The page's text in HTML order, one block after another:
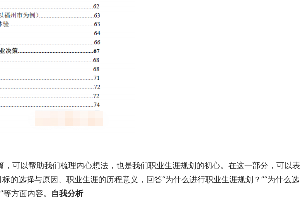
可以帮助我们梳理内心想法，也是我们职业生涯规划的初心。在这一部分，可以表
的选择与原因、职业生涯的历程意义，回答“为什么进行职业生涯规划？”“为什么选
方面内容。 自我分析